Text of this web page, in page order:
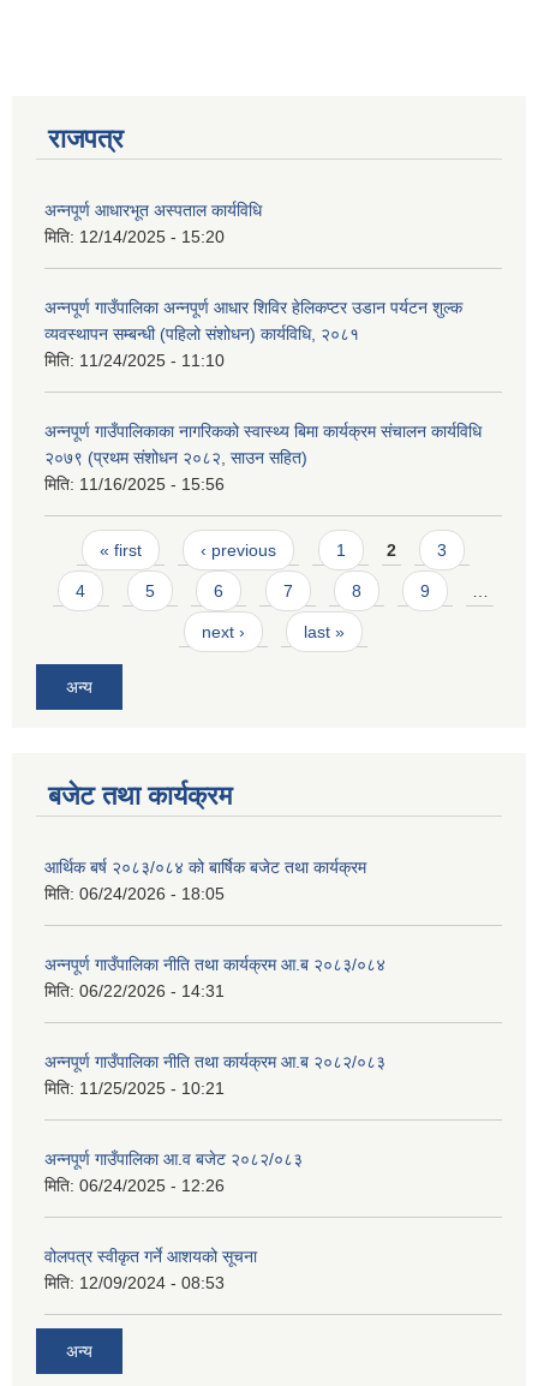
राजपत्र
अन्नपूर्ण आधारभूत अस्पताल कार्यविधि
मिति: 12/14/2025 - 15:20
अन्नपूर्ण गाउँपालिका अन्नपूर्ण आधार शिविर हेलिकप्टर उडान पर्यटन शुल्क
व्यवस्थापन सम्बन्धी (पहिलो संशोधन) कार्यविधि, २०८१
मिति: 11/24/2025 - 11:10
अन्नपूर्ण गाउँपालिकाका नागरिकको स्वास्थ्य बिमा कार्यक्रम संचालन कार्यविधि
२०७९ (प्रथम संशोधन २०८२, साउन सहित)
मिति: 11/16/2025 - 15:56
Pages
« first ‹ previous 1 2 3
4 5 6 7 8 9
next › last »
अन्य
बजेट तथा कार्यक्रम
आर्थिक बर्ष २०८३/०८४ को बार्षिक बजेट तथा कार्यक्रम
मिति: 06/24/2026 - 18:05
अन्नपूर्ण गाउँपालिका नीति तथा कार्यक्रम आ.ब २०८३/०८४
मिति: 06/22/2026 - 14:31
अन्नपूर्ण गाउँपालिका नीति तथा कार्यक्रम आ.ब २०८२/०८३
मिति: 11/25/2025 - 10:21
अन्नपूर्ण गाउँपालिका आ.व बजेट २०८२/०८३
मिति: 06/24/2025 - 12:26
वोलपत्र स्वीकृत गर्ने आशयको सूचना
मिति: 12/09/2024 - 08:53
अन्य